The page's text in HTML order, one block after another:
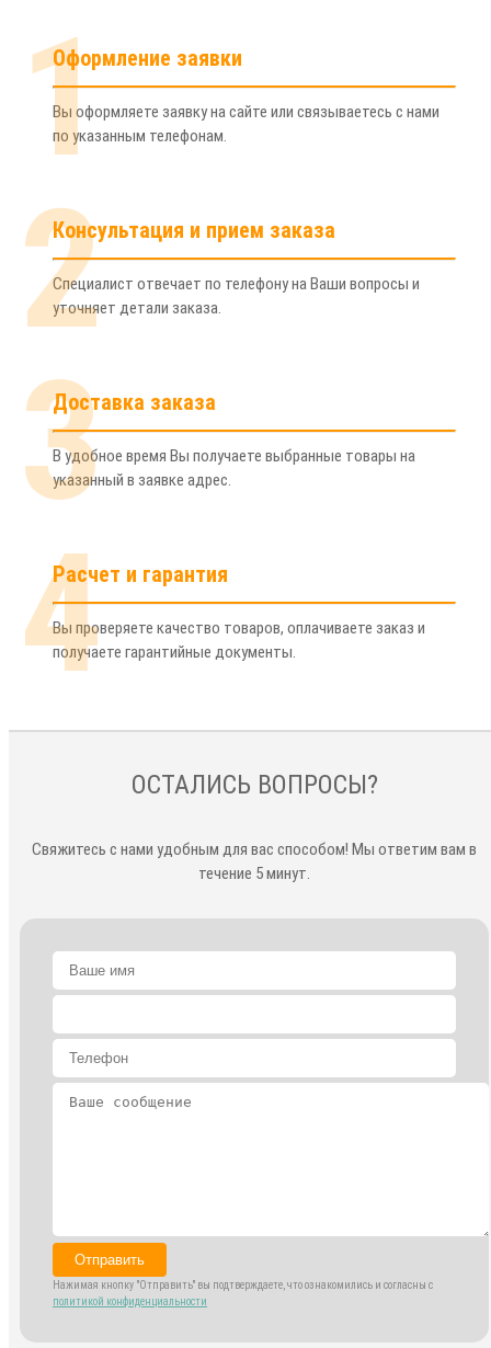
1
Оформление заявки
Вы оформляете заявку на сайте или связываетесь с нами
по указанным телефонам.
2
Консультация и прием заказа
Специалист отвечает по телефону на Ваши вопросы и
уточняет детали заказа.
3
Доставка заказа
В удобное время Вы получаете выбранные товары на
указанный в заявке адрес.
4
Расчет и гарантия
Вы проверяете качество товаров, оплачиваете заказ и
получаете гарантийные документы.
ОСТАЛИСЬ ВОПРОСЫ?
Свяжитесь с нами удобным для вас способом! Мы ответим вам в
течение 5 минут.
Отправить
Нажимая кнопку "Отправить" вы подтверждаете, что ознакомились и согласны с
политикой конфиденциальности